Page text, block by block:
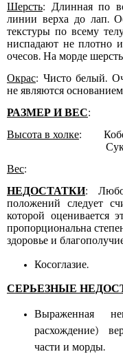
Шерсть: Длинная по
линии верха до лап.
текстуры по всему
ниспадают не плотно
очесов. На морде
Окрас: Чисто белый.
не являются
РАЗМЕР И ВЕС:
Высота в холке:
Вес: 2,5–4
НЕДОСТАТКИ:
положений следует
которой оценивается
пропорциональна
здоровье и
Косоглазие.
СЕРЬЕЗНЫЕ
Выраженная
расхождение)
части и морды.